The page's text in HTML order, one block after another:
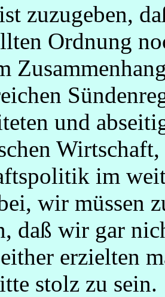
zuzugeben,
Ordnung
und
im
wir müssen
daß wir gar
erzielten
stolz zu sein.